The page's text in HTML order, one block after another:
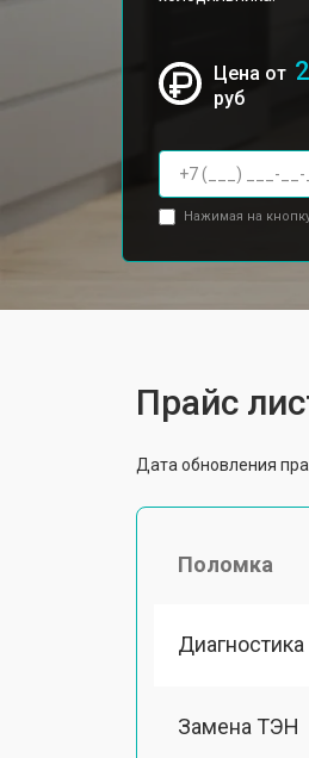
Цена от
руб
Нажимая на
Прайс
Дата обновления
Поломка
Диагностика
Замена ТЭН